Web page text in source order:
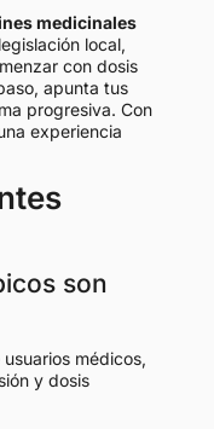
medicinales
local,
con dosis
apunta tus
progresiva. Con
experiencia
son
médicos,
y dosis